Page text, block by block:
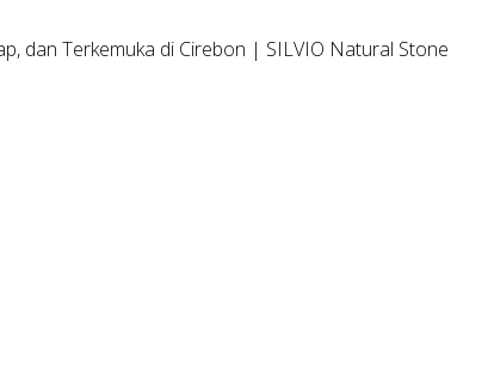
dan Terkemuka di Cirebon | SILVIO Natural Stone